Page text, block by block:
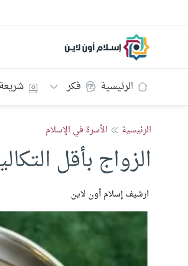
إسلام أون لاين
الرئيسية فكر شريعة
الرئيسية الأسرة في الإسلام
الزواج بأقل
ارشيف إسلام أون لاين